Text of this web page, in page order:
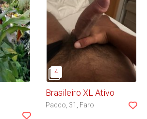
Brasileiro XL Ativo
Pacco 31 Faro